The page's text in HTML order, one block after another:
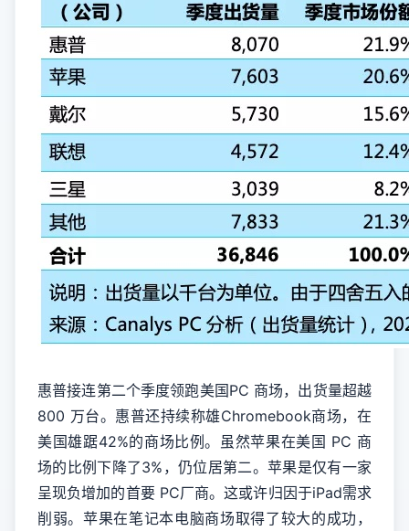
惠普接连第二个季度领跑美国PC 商场，出货量超越
800 万台。惠普还持续称雄Chromebook商场，在
美国雄踞42%的商场比例。虽然苹果在美国 PC 商
场的比例下降了3%，仍位居第二。苹果是仅有一家
呈现负增加的首要 PC厂商。这或许归因于iPad需求
削弱。苹果在笔记本电脑商场取得了较大的成功，